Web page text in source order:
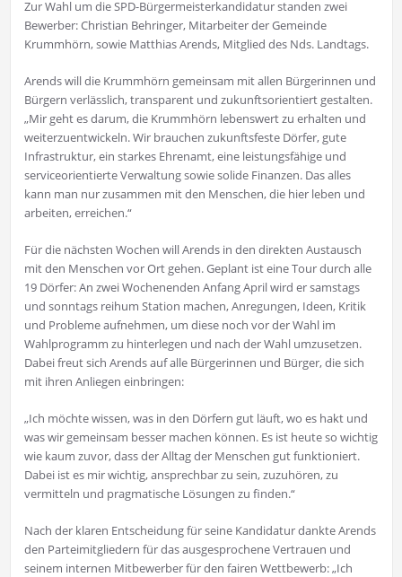
Zur Wahl um die SPD-Bürgermeisterkandidatur standen zwei
Bewerber: Christian Behringer, Mitarbeiter der Gemeinde
Krummhörn, sowie Matthias Arends, Mitglied des Nds. Landtags.
Arends will die Krummhörn gemeinsam mit allen Bürgerinnen und
Bürgern verlässlich, transparent und zukunftsorientiert gestalten.
„Mir geht es darum, die Krummhörn lebenswert zu erhalten und
weiterzuentwickeln. Wir brauchen zukunftsfeste Dörfer, gute
Infrastruktur, ein starkes Ehrenamt, eine leistungsfähige und
serviceorientierte Verwaltung sowie solide Finanzen. Das alles
kann man nur zusammen mit den Menschen, die hier leben und
arbeiten, erreichen.“
Für die nächsten Wochen will Arends in den direkten Austausch
mit den Menschen vor Ort gehen. Geplant ist eine Tour durch alle
19 Dörfer: An zwei Wochenenden Anfang April wird er samstags
und sonntags reihum Station machen, Anregungen, Ideen, Kritik
und Probleme aufnehmen, um diese noch vor der Wahl im
Wahlprogramm zu hinterlegen und nach der Wahl umzusetzen.
Dabei freut sich Arends auf alle Bürgerinnen und Bürger, die sich
mit ihren Anliegen einbringen:
„Ich möchte wissen, was in den Dörfern gut läuft, wo es hakt und
was wir gemeinsam besser machen können. Es ist heute so wichtig
wie kaum zuvor, dass der Alltag der Menschen gut funktioniert.
Dabei ist es mir wichtig, ansprechbar zu sein, zuzuhören, zu
vermitteln und pragmatische Lösungen zu finden.“
Nach der klaren Entscheidung für seine Kandidatur dankte Arends
den Parteimitgliedern für das ausgesprochene Vertrauen und
seinem internen Mitbewerber für den fairen Wettbewerb: „Ich